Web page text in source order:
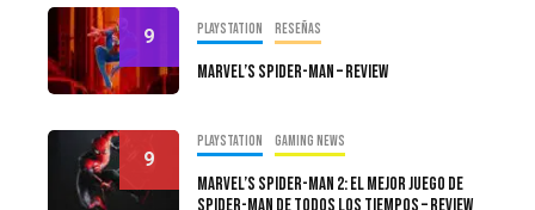
9 PlayStation Reseñas
Marvel’s Spider-Man – Review
9
PlayStation Gaming news
Marvel’s Spider-Man 2: El mejor juego de